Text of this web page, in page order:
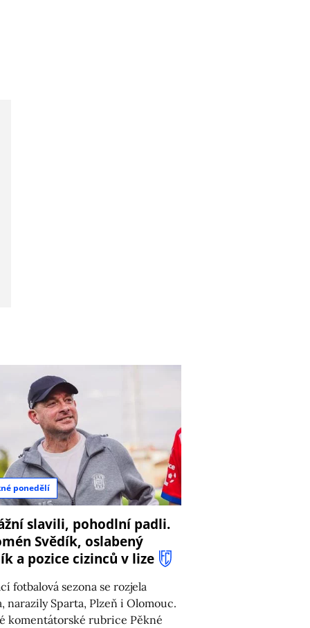
ponedělí
slavili, pohodlní padli.
Svědík, oslabený
a pozice cizinců v lize
fotbalová sezona se rozjela
narazily Sparta, Plzeň i Olomouc.
komentátorské rubrice Pěkné